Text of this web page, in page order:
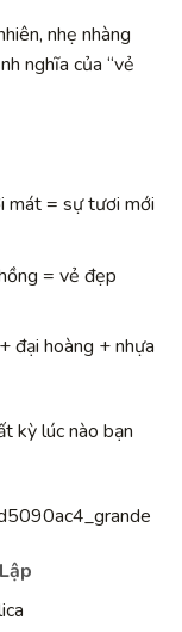
nhẹ nhàng
nghĩa của “vẻ
mát = sự tươi mới
= vẻ đẹp
đại hoàng + nhựa
kỳ lúc nào bạn